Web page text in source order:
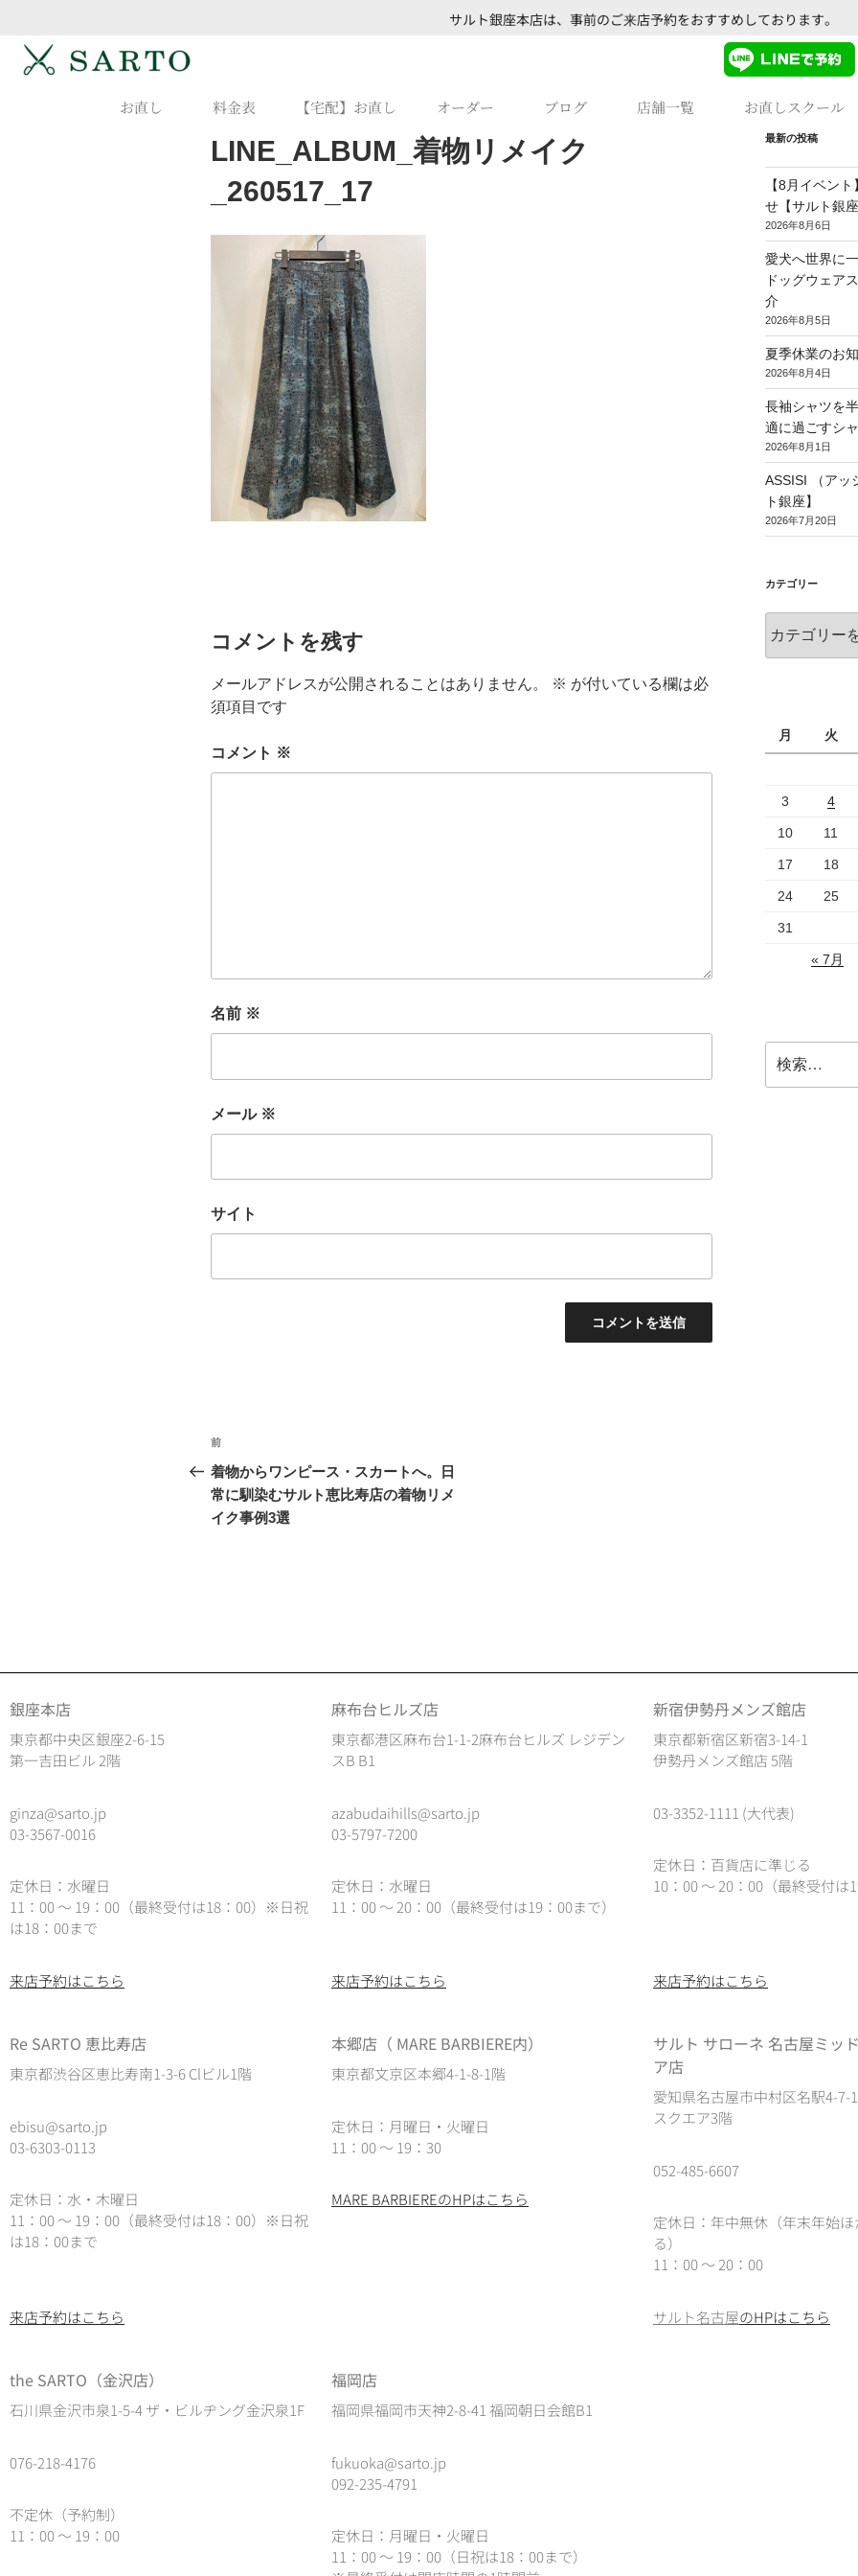
サルト銀座本店は、事前のご来店予約をおすすめしております。
お直し 料金表 【宅配】お直し オーダー ブログ 店舗一覧 お直しスクール
LINE_ALBUM_着物リメイク
_260517_17
コメントを残す
メールアドレスが公開されることはありません。 ※ が付いている欄は必
須項目です
コメント ※
名前 ※
メール ※
サイト
前
着物からワンピース・スカートへ。日
常に馴染むサルト恵比寿店の着物リメ
イク事例3選
最新の投稿
【8月イベン
せ【サルト銀座
2026年8月6日
愛犬へ世界に
ドッグウェア
介
2026年8月5日
夏季休業のお
2026年8月4日
長袖シャツを
適に過ごすシ
2026年8月1日
ASSISI （アッ
ト銀座】
2026年7月20日
カテゴリー
月
火
3 4
10 11
17 18
24 25
31
« 7月
銀座本店
東京都中央区銀座2-6-15
第一吉田ビル 2階
ginza@sarto.jp
03-3567-0016
定休日：水曜日
11：00 ～ 19：00（最終受付は18：00）※日祝
は18：00まで
麻布台ヒルズ店
東京都港区麻布台1-1-2麻布台ヒルズ レジデン
スB B1
azabudaihills@sarto.jp
03-5797-7200
定休日：水曜日
11：00 ～ 20：00（最終受付は19：00まで）
新宿伊勢丹メンズ館店
東京都新宿区新宿3-14-1
伊勢丹メンズ館店 5階
03-3352-1111 (大代表)
定休日：百貨店に準じる
10：00 ～ 20：00（最終受付は
来店予約はこちら 来店予約はこちら 来店予約はこちら
Re SARTO 恵比寿店
東京都渋谷区恵比寿南1-3-6 Clビル1階
ebisu@sarto.jp
03-6303-0113
定休日：水・木曜日
11：00 ～ 19：00（最終受付は18：00） ※日祝
は18：00まで
本郷店（ MARE BARBIERE内）
東京都文京区本郷4-1-8-1階
定休日：月曜日・火曜日
11：00 ～ 19：30
MARE BARBIEREのHPはこちら
サルト サローネ 名古屋ミッ
ア店
愛知県名古屋市中村区名駅4-7-
スクエア3階
052-485-6607
定休日：年中無休（年末年始
る）
11：00 ～ 20：00
来店予約はこちら サルト名古屋のHPはこちら
the SARTO（金沢店）
石川県金沢市泉1-5-4 ザ・ビルヂング金沢泉1F
076-218-4176
不定休（予約制）
11：00 ～ 19：00
福岡店
福岡県福岡市天神2-8-41 福岡朝日会館B1
fukuoka@sarto.jp
092-235-4791
定休日：月曜日・火曜日
11：00 ～ 19：00（日祝は18：00まで）